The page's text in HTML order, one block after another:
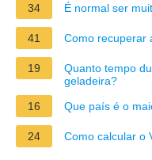
34 É normal ser
41 Como recuperar
19
Quanto tempo
geladeira?
16
Que país é o
24 Como calcular o